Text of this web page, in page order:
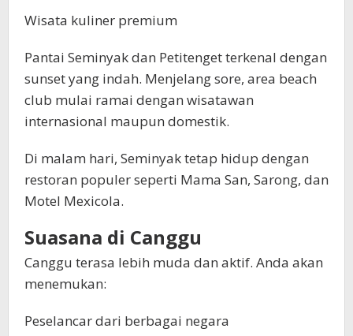
Wisata kuliner premium
Pantai Seminyak dan Petitenget terkenal dengan
sunset yang indah. Menjelang sore, area beach
club mulai ramai dengan wisatawan
internasional maupun domestik.
Di malam hari, Seminyak tetap hidup dengan
restoran populer seperti Mama San, Sarong, dan
Motel Mexicola.
Suasana di Canggu
Canggu terasa lebih muda dan aktif. Anda akan
menemukan:
Peselancar dari berbagai negara